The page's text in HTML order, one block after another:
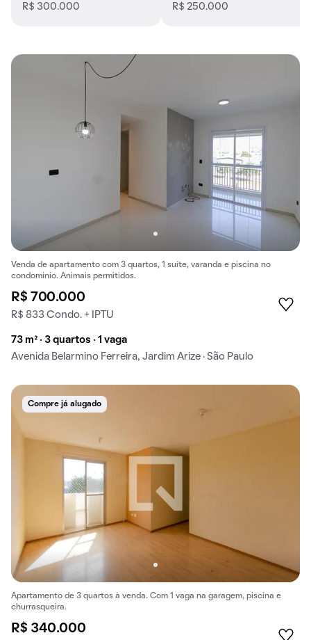
R$ 300.000
R$ 250.000
Venda de apartamento com 3 quartos, 1 suíte, varanda e piscina no
condomínio. Animais permitidos.
R$ 700.000
R$ 833 Condo. + IPTU
73 m² · 3 quartos · 1 vaga
Avenida Belarmino Ferreira, Jardim Arize · São Paulo
Compre já alugado
Apartamento de 3 quartos à venda. Com 1 vaga na garagem, piscina e
churrasqueira.
R$ 340.000